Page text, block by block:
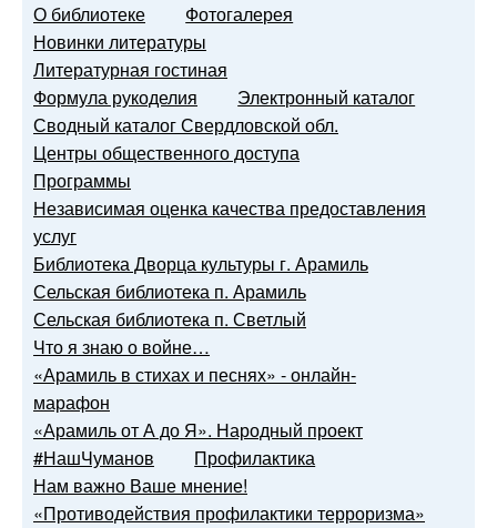
О библиотеке
Фотогалерея
Новинки литературы
Литературная гостиная
Формула рукоделия
Электронный каталог
Сводный каталог Свердловской обл.
Центры общественного доступа
Программы
Независимая оценка качества предоставления
услуг
Библиотека Дворца культуры г. Арамиль
Сельская библиотека п. Арамиль
Сельская библиотека п. Светлый
Что я знаю о войне…
«Арамиль в стихах и песнях» - онлайн-
марафон
«Арамиль от А до Я». Народный проект
#НашЧуманов
Профилактика
Нам важно Ваше мнение!
«Противодействия профилактики терроризма»